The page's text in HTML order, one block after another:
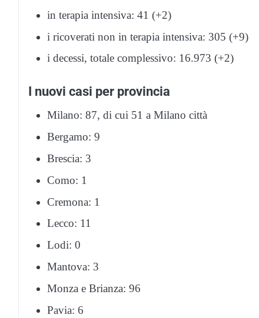
in terapia intensiva: 41 (+2)
i ricoverati non in terapia intensiva: 305 (+9)
i decessi, totale complessivo: 16.973 (+2)
I nuovi casi per provincia
Milano: 87, di cui 51 a Milano città
Bergamo: 9
Brescia: 3
Como: 1
Cremona: 1
Lecco: 11
Lodi: 0
Mantova: 3
Monza e Brianza: 96
Pavia: 6